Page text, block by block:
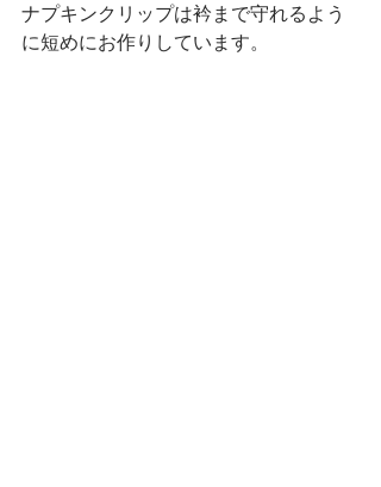
ナプキンクリップは衿まで守れるよう
に短めにお作りしています。